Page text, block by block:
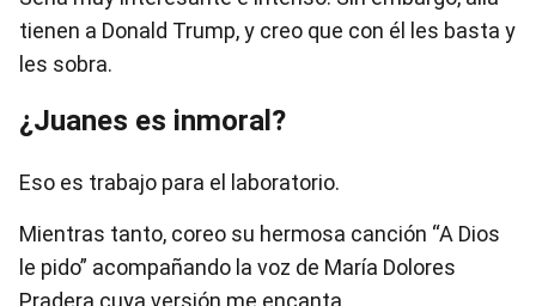
tienen a Donald Trump, y creo que con él les basta y
les sobra.
¿Juanes es inmoral?
Eso es trabajo para el laboratorio.
Mientras tanto, coreo su hermosa canción “A Dios
le pido” acompañando la voz de María Dolores
Pradera cuya versión me encanta.